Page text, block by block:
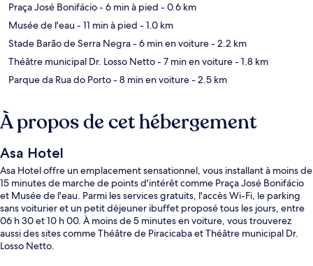
Praça José Bonifácio- 6 min à pied - 0.6 km
Musée de l'eau- 11 min à pied - 1.0 km
Stade Barão de Serra Negra- 6 min en voiture- 2.2 km
Théâtre municipal Dr. Losso Netto- 7 min en voiture- 1.8 km
Parque da Rua do Porto- 8 min en voiture- 2.5 km
À propos de cet hébergement
Asa Hotel
Asa Hotel offre un emplacement sensationnel, vous installant à moins de
15 minutes de marche de points d'intérêt comme Praça José Bonifácio
et Musée de l'eau. Parmi les services gratuits, l'accès Wi-Fi, le parking
sans voiturier et un petit déjeuner ibuffet proposé tous les jours, entre
06 h 30 et 10 h 00. À moins de 5 minutes en voiture, vous trouverez
aussi des sites comme Théâtre de Piracicaba et Théâtre municipal Dr.
Losso Netto.